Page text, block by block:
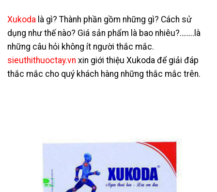
Xukoda là gì? Thành phần gồm những gì? Cách sử
dụng như thế nào? Giá sản phẩm là bao nhiêu?……..là
những câu hỏi không ít người thắc mắc.
sieuthithuoctay.vn xin giới thiệu Xukoda để giải đáp
thắc mắc cho quý khách hàng những thắc mắc trên.